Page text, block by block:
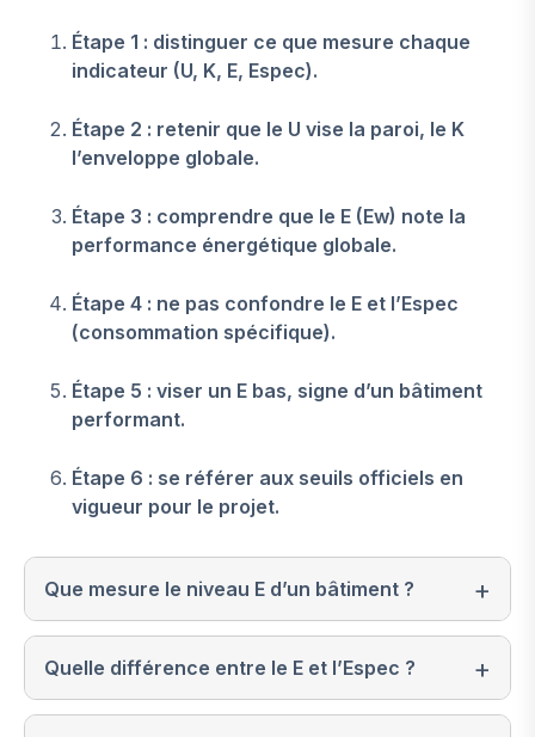
Étape 1 : distinguer ce que mesure chaque
indicateur (U, K, E, Espec).
Étape 2 : retenir que le U vise la paroi, le K
l’enveloppe globale.
Étape 3 : comprendre que le E (Ew) note la
performance énergétique globale.
Étape 4 : ne pas confondre le E et l’Espec
(consommation spécifique).
Étape 5 : viser un E bas, signe d’un bâtiment
performant.
Étape 6 : se référer aux seuils officiels en
vigueur pour le projet.
Que mesure le niveau E d’un bâtiment ?
Quelle différence entre le E et l’Espec ?